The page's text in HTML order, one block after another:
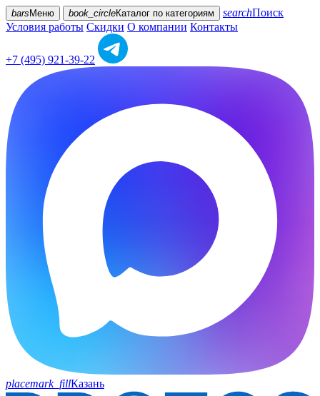
bars Меню book_circleКаталог по категориям searchПоиск
Условия работы Скидки О компании Контакты
+7 (495) 921-39-22
placemark_fillКазань